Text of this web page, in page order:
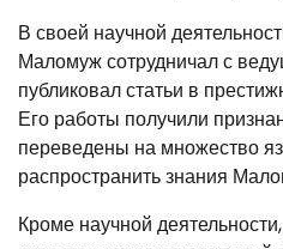
В своей научной
Маломуж сотрудничал с
публиковал статьи в
Его работы получили
переведены на множество
распространить знания
Кроме научной